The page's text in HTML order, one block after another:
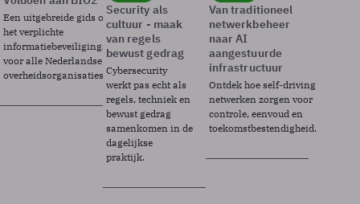
Een uitgebreide gids over BIO2,
het verplichte
informatiebeveiligingsframework
voor alle Nederlandse
overheidsorganisaties.
Security als
cultuur - maak
van regels
bewust gedrag
Cybersecurity
werkt pas echt als
regels, techniek en
bewust gedrag
samenkomen in de
dagelijkse
praktijk.
Van traditioneel
netwerkbeheer
naar AI
aangestuurde
infrastructuur
Ontdek hoe self-driving
netwerken zorgen voor
controle, eenvoud en
toekomstbestendigheid.